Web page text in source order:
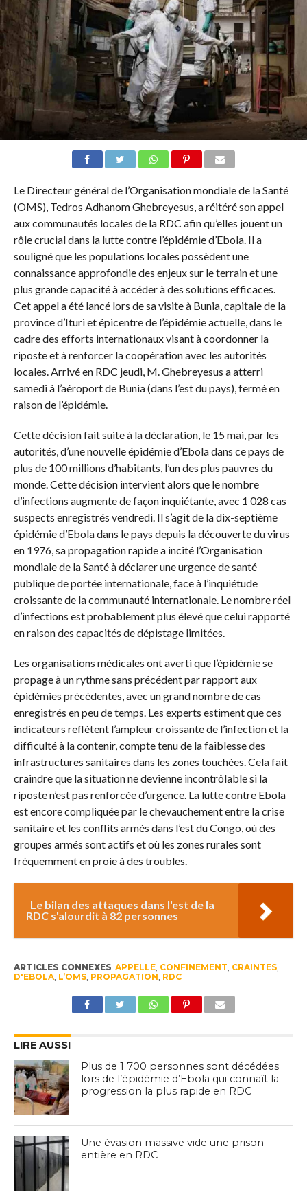
Le Directeur général de l’Organisation mondiale de la Santé
(OMS), Tedros Adhanom Ghebreyesus, a réitéré son appel
aux communautés locales de la RDC afin qu’elles jouent un
rôle crucial dans la lutte contre l’épidémie d’Ebola. Il a
souligné que les populations locales possèdent une
connaissance approfondie des enjeux sur le terrain et une
plus grande capacité à accéder à des solutions efficaces.
Cet appel a été lancé lors de sa visite à Bunia, capitale de la
province d’Ituri et épicentre de l’épidémie actuelle, dans le
cadre des efforts internationaux visant à coordonner la
riposte et à renforcer la coopération avec les autorités
locales. Arrivé en RDC jeudi, M. Ghebreyesus a atterri
samedi à l’aéroport de Bunia (dans l’est du pays), fermé en
raison de l’épidémie.
Cette décision fait suite à la déclaration, le 15 mai, par les
autorités, d’une nouvelle épidémie d’Ebola dans ce pays de
plus de 100 millions d’habitants, l’un des plus pauvres du
monde. Cette décision intervient alors que le nombre
d’infections augmente de façon inquiétante, avec 1 028 cas
suspects enregistrés vendredi. Il s’agit de la dix-septième
épidémie d’Ebola dans le pays depuis la découverte du virus
en 1976, sa propagation rapide a incité l’Organisation
mondiale de la Santé à déclarer une urgence de santé
publique de portée internationale, face à l’inquiétude
croissante de la communauté internationale. Le nombre réel
d’infections est probablement plus élevé que celui rapporté
en raison des capacités de dépistage limitées.
Les organisations médicales ont averti que l’épidémie se
propage à un rythme sans précédent par rapport aux
épidémies précédentes, avec un grand nombre de cas
enregistrés en peu de temps. Les experts estiment que ces
indicateurs reflètent l’ampleur croissante de l’infection et la
difficulté à la contenir, compte tenu de la faiblesse des
infrastructures sanitaires dans les zones touchées. Cela fait
craindre que la situation ne devienne incontrôlable si la
riposte n’est pas renforcée d’urgence. La lutte contre Ebola
est encore compliquée par le chevauchement entre la crise
sanitaire et les conflits armés dans l’est du Congo, où des
groupes armés sont actifs et où les zones rurales sont
fréquemment en proie à des troubles.
Le bilan des attaques dans l'est de la
RDC s'alourdit à 82 personnes
ARTICLES CONNEXES APPELLE, CONFINEMENT CRAINTES,
D'EBOLA, L’OMS, PROPAGATION RDC
LIRE AUSSI
Plus de 1 700 personnes sont décédées
lors de l’épidémie d’Ebola qui connaît la
progression la plus rapide en RDC
Une évasion massive vide une prison
entière en RDC